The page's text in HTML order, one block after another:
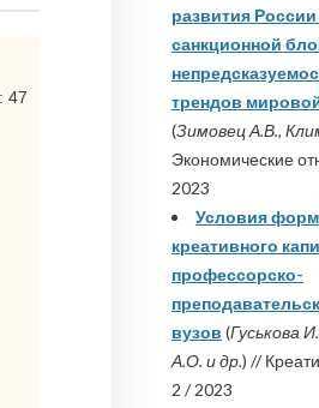
47
развития
санкционной
трендов
(Зимовец А.В.,
Экономические
2023
Условия
креативного
профессорско-
вузов (Гуськова
А.О. и др.) //
2 / 2023